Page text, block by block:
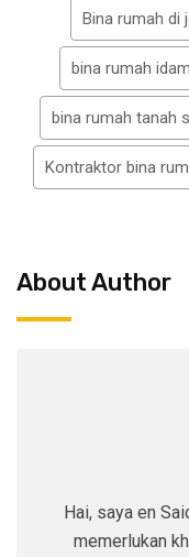
Bina rumah di
bina rumah
bina rumah tanah
Kontraktor bina
About Author
Hai, saya en
memerlukan